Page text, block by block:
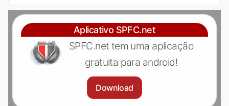
Aplicativo SPFC.net
SPFC.net tem uma aplicação
gratuita para android!
Download